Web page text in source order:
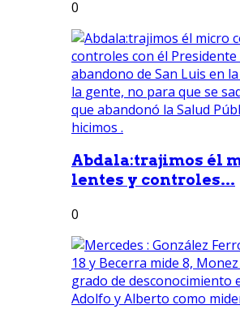
0
Abdala:trajimos él
lentes y controles...
0